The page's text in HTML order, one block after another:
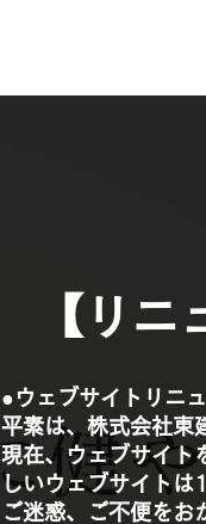
健
【リ
●ウェブサイトリニ
平素は、株式会社東
現在、ウェブサイト
しいウェブサイトは
ご迷惑、ご不便をお